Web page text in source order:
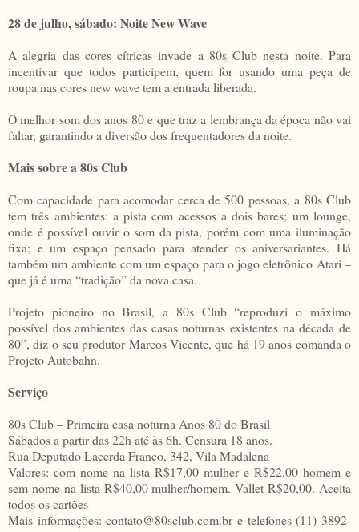
28 de julho, sábado: Noite New Wave
A alegria das cores cítricas invade a 80s Club nesta noite. Para
incentivar que todos participem, quem for usando uma peça de
roupa nas cores new wave tem a entrada liberada.
O melhor som dos anos 80 e que traz a lembrança da época não vai
faltar, garantindo a diversão dos frequentadores da noite.
Mais sobre a 80s Club
Com capacidade para acomodar cerca de 500 pessoas, a 80s Club
tem três ambientes: a pista com acessos a dois bares; um lounge,
onde é possível ouvir o som da pista, porém com uma iluminação
fixa; e um espaço pensado para atender os aniversariantes. Há
também um ambiente com um espaço para o jogo eletrônico Atari –
que já é uma “tradição” da nova casa.
Projeto pioneiro no Brasil, a 80s Club “reproduzi o máximo
possível dos ambientes das casas noturnas existentes na década de
80”, diz o seu produtor Marcos Vicente, que há 19 anos comanda o
Projeto Autobahn.
Serviço
80s Club – Primeira casa noturna Anos 80 do Brasil
Sábados a partir das 22h até às 6h. Censura 18 anos.
Rua Deputado Lacerda Franco, 342, Vila Madalena
Valores: com nome na lista R$17,00 mulher e R$22,00 homem e
sem nome na lista R$40,00 mulher/homem. Vallet R$20,00. Aceita
todos os cartões
Mais informações: contato@80sclub.com.br e telefones (11) 3892-